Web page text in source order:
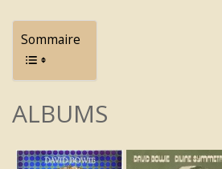
Sommaire
ALBUMS